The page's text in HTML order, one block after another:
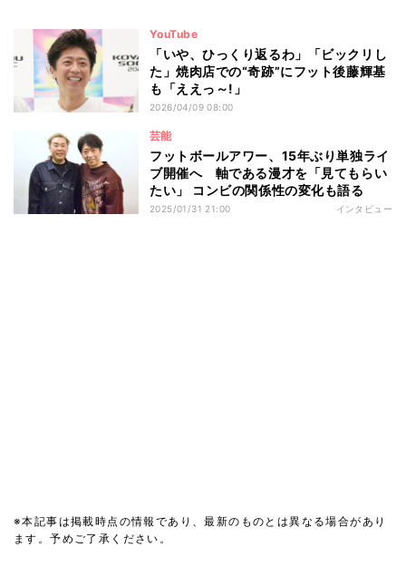
YouTube
「いや、ひっくり返るわ」「ビックリし
た」焼肉店での“奇跡”にフット後藤輝基
も「ええっ～!」
2026/04/09 08:00
芸能
フットボールアワー、15年ぶり単独ライ
ブ開催へ 軸である漫才を「見てもらい
たい」 コンビの関係性の変化も語る
2025/01/31 21:00 インタビュー
※本記事は掲載時点の情報であり、最新のものとは異なる場合があり
ます。予めご了承ください。